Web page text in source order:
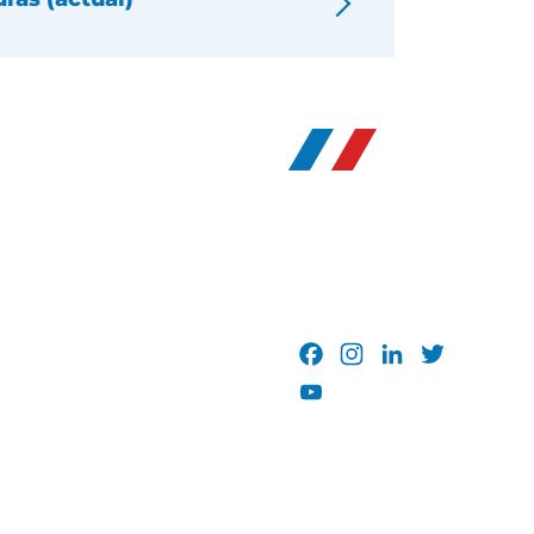
FacebookInstagram
LinkedIn